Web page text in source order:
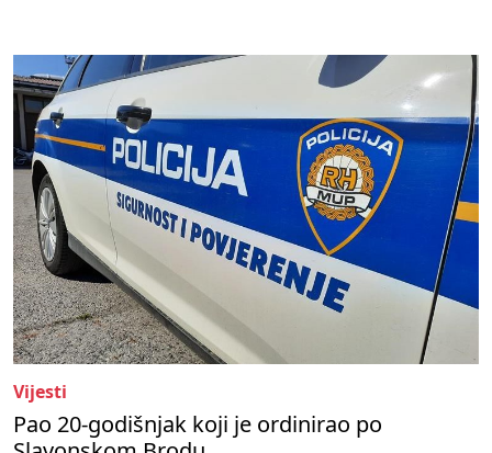
Vijesti
Pao 20-godišnjak koji je ordinirao po